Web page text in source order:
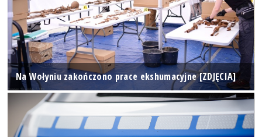
Na Wołyniu zakończono prace ekshumacyjne [ZDJĘCIA]